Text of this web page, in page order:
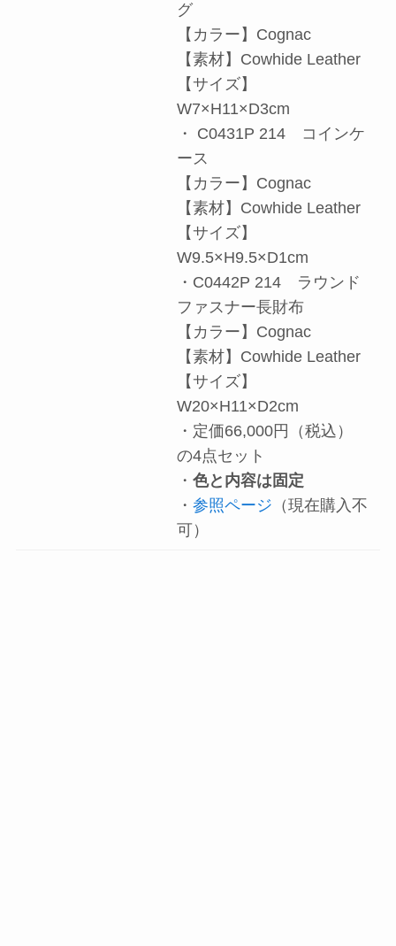
グ
【カラー】Cognac
【素材】Cowhide Leather
【サイズ】
W7×H11×D3cm
・ C0431P 214 コインケ
ース
【カラー】Cognac
【素材】Cowhide Leather
【サイズ】
W9.5×H9.5×D1cm
・C0442P 214 ラウンド
ファスナー長財布
【カラー】Cognac
【素材】Cowhide Leather
【サイズ】
W20×H11×D2cm
・定価66,000円（税込）
の4点セット
・色と内容は固定
・参照ページ （現在購入不
可）